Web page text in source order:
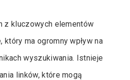
z kluczowych elementów
który ma ogromny wpływ na
wyszukiwania. Istnieje
linków, które mogą